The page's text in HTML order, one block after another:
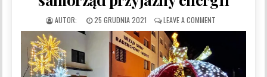
PUBLISHED DATE:
25 GRUDNIA 2021 LEAVE A COMMENTON GMINA